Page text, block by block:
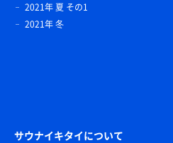
2021年 夏 その1
2021年 冬
サウナイキタイについて